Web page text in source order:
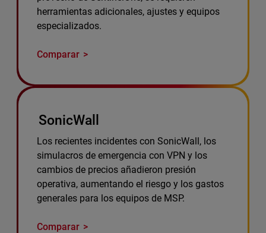
herramientas adicionales, ajustes y equipos
especializados.
Comparar
SonicWall
Los recientes incidentes con SonicWall, los
simulacros de emergencia con VPN y los
cambios de precios añadieron presión
operativa, aumentando el riesgo y los gastos
generales para los equipos de MSP.
Comparar